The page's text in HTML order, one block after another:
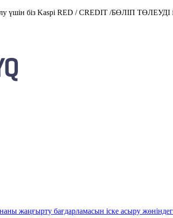
үшін біз Kaspi RED / CREDIT /БӨЛІП ТӨЛЕУДІ
жаңғырту бағдарламасын іске асыру